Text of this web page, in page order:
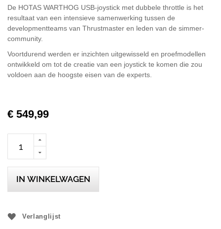
De HOTAS WARTHOG USB-joystick met dubbele throttle is het
resultaat van een intensieve samenwerking tussen de
developmentteams van Thrustmaster en leden van de simmer-
community.
Voortdurend werden er inzichten uitgewisseld en proefmodellen
ontwikkeld om tot de creatie van een joystick te komen die zou
voldoen aan de hoogste eisen van de experts.
€ 549,99
IN WINKELWAGEN
Verlanglijst